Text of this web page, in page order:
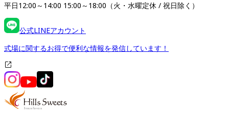
平日12:00～14:00 15:00～18:00（火・水曜定休 / 祝日除く）
公式LINEアカウント
式場に関するお得で便利な情報を発信しています！